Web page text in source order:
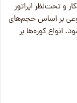
و تحت‌نظر اپراتور
بر اساس حجم‌های
کوره‌ها بر